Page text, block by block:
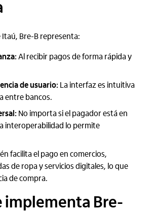
Itaú, Bre-B representa:
Al recibir pagos de forma rápida y
de usuario: La interfaz es intuitiva
entre bancos.
No importa si el pagador está en
interoperabilidad lo permite
facilita el pago en comercios,
de ropa y servicios digitales, lo que
de compra.
implementa Bre-